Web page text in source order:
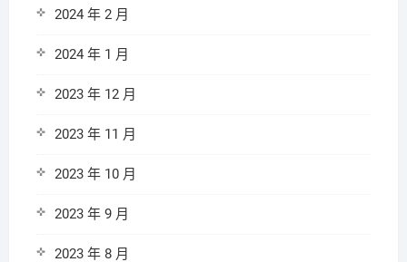
2024 年 2 月
2024 年 1 月
2023 年 12 月
2023 年 11 月
2023 年 10 月
2023 年 9 月
2023 年 8 月